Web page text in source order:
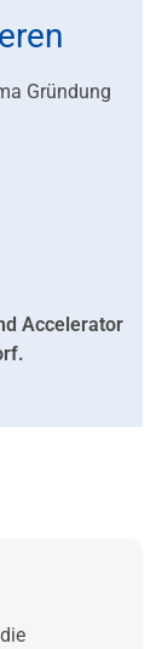
Gründung
Accelerator